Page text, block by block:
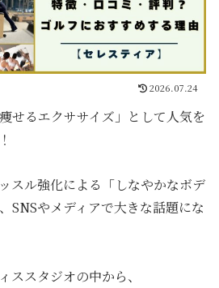
2026.07.24
せるエクササイズ」として人気を
スル強化による「しなやかなボデ
SNSやメディアで大きな話題にな
ススタジオの中から、